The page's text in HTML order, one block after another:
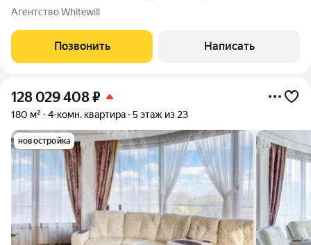
большую гостиную с обеденной зоной и открытой кухней,
комнату, два санузла с ванной и
Агентство Whitewill
Позвонить Написать
128 029 408₽
180 м² 4-комн. квартира 5 этаж из 23
новостройка